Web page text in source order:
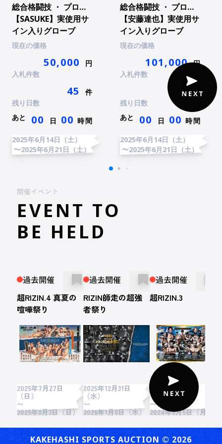
総合格闘技 ・ プロ総合格闘技
【SASUKE】実使用サ
イン入りグローブ
現在の価格
50,000
円
入札件数
45
件
残り日数
あと
00 日 00 時間
2025年6月14日（土）
〜2025年6月21日（土）
総合格闘技 ・ プロ総合格闘技
【安藤達也】実使用サ
イン入りグローブ
現在の価格
101,000 円
入札件数
35 件
残り日数
あと
00 日 00 時間
2025年6月14日（土）
〜2025年6月21日（土）
開催イベント
EVENT TO
BE HELD
過去開催
超RIZIN.4 真夏の
喧嘩祭り
2025年7月27日
（日）
〜
2025年8月3日（日）
過去開催
RIZIN師走の超強
者祭り
2025年12月31日
（水）
〜
2026年1月8日（木）
過去開催
超RIZIN.3
2024年7月28日
（日）
〜
2024年8月5日（月）
KAKEHASHI SPORTS AUCTION ©︎ 2026